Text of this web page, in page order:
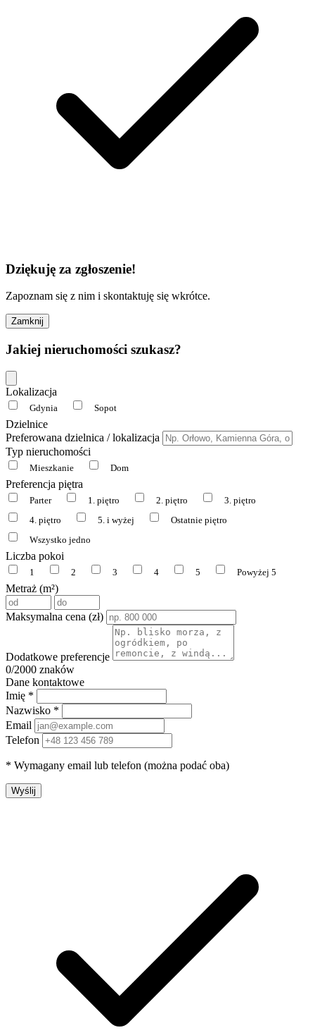
Dziękuję za zgłoszenie!
Zapoznam się z nim i skontaktuję się wkrótce.
Zamknij
Jakiej nieruchomości szukasz?
Lokalizacja
Gdynia Sopot
Dzielnice
Preferowana dzielnica / lokalizacja
Typ nieruchomości
Mieszkanie Dom
Preferencja piętra
Parter 1. piętro 2. piętro
3. piętro
4. piętro
5. i wyżej
Ostatnie piętro
Wszystko jedno
Liczba pokoi
1 2 3 4 5 Powyżej 5
Metraż (m²)
Maksymalna cena (zł)
Dodatkowe preferencje
0/2000 znaków
Dane kontaktowe
Imię *
Nazwisko *
Email
Telefon
* Wymagany email lub telefon (można podać oba)
Wyślij